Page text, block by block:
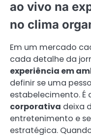
ao vivo na
no clima
Em um mercado
cada detalhe da
experiência em
definir se uma
estabelecimento. É
corporativa deixa
entretenimento e
estratégica.